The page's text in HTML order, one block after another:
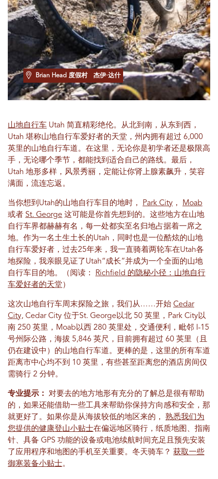
Brian Head 度假村 杰伊·达什
山地自行车 Utah 简直精彩绝伦。从北到南，从东到西，
Utah 堪称山地自行车爱好者的天堂，州内拥有超过 6,000
英里的山地自行车道。在这里，无论你是初学者还是极限高
手，无论哪个季节，都能找到适合自己的路线。最后，
Utah 地形多样，风景秀丽，定能让你肾上腺素飙升，笑容
满面，流连忘返。
当你想到Utah的山地自行车目的地时， Park City ，
Moab
或者 St. George 这可能是你首先想到的。这些地方在山地
自行车界都赫赫有名，每一处都实至名归地占据着一席之
地。作为一名土生土长的Utah，同时也是一位酷炫的山地
自行车爱好者，过去25年来，我一直骑着两轮车在Utah各
地探险，我亲眼见证了Utah“成长”并成为一个全面的山地
自行车目的地。（阅读：
Richfield 的隐秘小径：山地自行
车爱好者的天堂 ）
这次山地自行车周末探险之旅，我们从……开始 Cedar
City, Cedar City 位于St. George以北 50 英里，Park City以
南 250 英里，Moab以西 280 英里处，交通便利，毗邻 I-15
号州际公路，海拔 5,846 英尺，目前拥有超过 60 英里（且
仍在建设中）的山地自行车道。更棒的是，这里的所有车道
距离市中心均不到 10 英里，有些甚至距离您的酒店房间仅
需骑行 2 分钟。
专业提示：
对要去的地方地形有充分的了解总是很有帮助
的，如果还能借助一些工具来帮助你保持方向感和安全，那
就更好了。如果你是从海拔较低的地区来的， 熟悉我们为
您提供的健康登山小贴士在偏远地区骑行，纸质地图、指南
针、具备 GPS 功能的设备或电池续航时间充足且预先安装
了应用程序和地图的手机至关重要。冬天骑车？ 获取一些
御寒装备小贴士。